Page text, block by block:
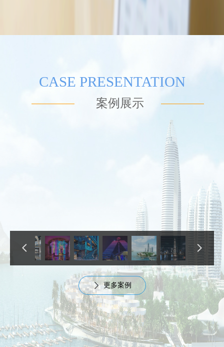
CASE PRESENTATION
案例展示
넳 넲
ꄲ 更多案例